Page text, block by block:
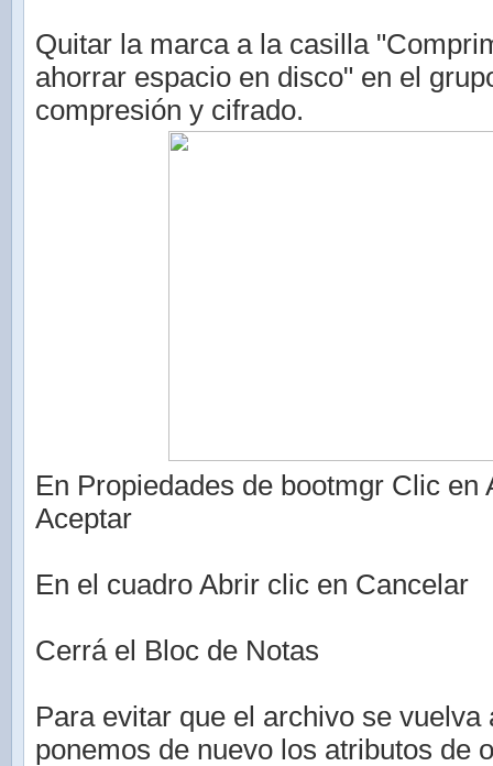
Quitar la marca a la casilla
ahorrar espacio en disco" en el
compresión y cifrado.
En Propiedades de bootmgr Clic en
Aceptar
En el cuadro Abrir clic en Cancelar
Cerrá el Bloc de Notas
Para evitar que el archivo se vuelva
ponemos de nuevo los atributos de